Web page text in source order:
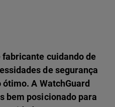
cuidando de
de segurança
A WatchGuard
bem posicionado para